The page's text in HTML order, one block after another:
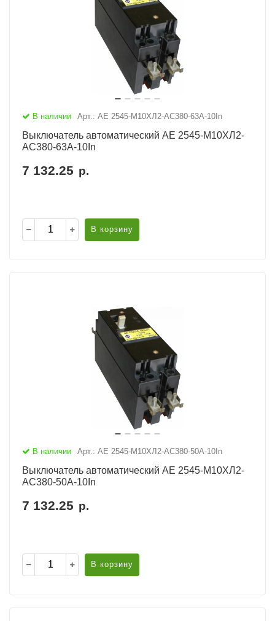
В наличии Арт.: АЕ 2545-М10ХЛ2-AC380-63А-10In
Выключатель автоматический АЕ 2545-М10ХЛ2-
AC380-63А-10In
7 132.25 р.
В корзину
В наличии Арт.: АЕ 2545-М10ХЛ2-AC380-50А-10In
Выключатель автоматический АЕ 2545-М10ХЛ2-
AC380-50А-10In
7 132.25 р.
В корзину